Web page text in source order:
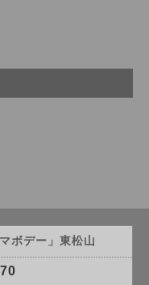
ボデー」東松山